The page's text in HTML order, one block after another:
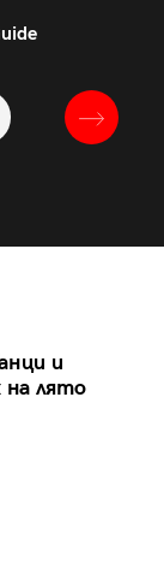
и
на лято